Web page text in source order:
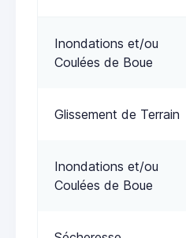
Inondations et/ou
Coulées de Boue
Glissement de Terrain
Inondations et/ou
Coulées de Boue